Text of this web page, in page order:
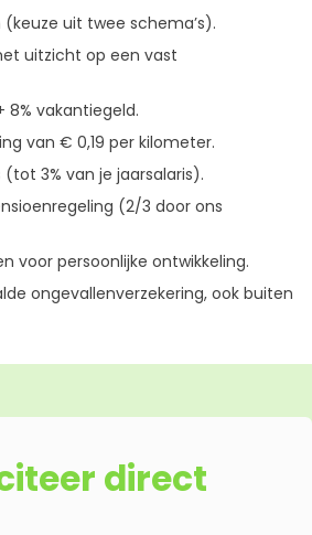
(keuze uit twee schema’s).
uitzicht op een vast
8% vakantiegeld.
van € 0,19 per kilometer.
(tot 3% van je jaarsalaris).
(2/3 door ons
voor persoonlijke ontwikkeling.
ongevallenverzekering, ook buiten
direct